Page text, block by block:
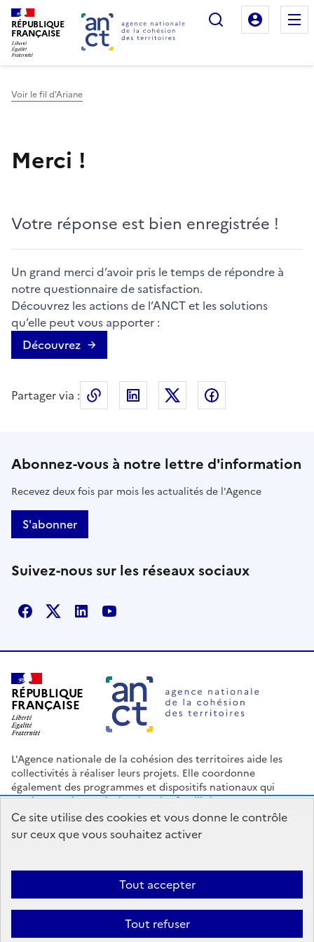
Ce site utilise des cookies et vous donne le contrôle
sur ceux que vous souhaitez activer
Tout accepter
Tout refuser
RÉPUBLIQUE
FRANÇAISE
Rechercher
Mon
Voir le fil d'Ariane
Merci !
Votre réponse est bien enregistrée !
Un grand merci d’avoir pris le temps de répondre à
notre questionnaire de satisfaction.
Découvrez les actions de l’ANCT et les solutions
qu’elle peut vous apporter :
Découvrez
Partager via : Copier le lien de la page dans le
LinkedIn
Abonnez-vous à notre lettre d'information
Recevez deux fois par mois les actualités de l'Agence
S'abonner
Suivez-nous sur les réseaux sociaux
Facebook
X LinkedinYoutube
RÉPUBLIQUE
FRANÇAISE
L'Agence nationale de la cohésion des territoires aide les
collectivités à réaliser leurs projets. Elle coordonne
également des programmes et dispositifs nationaux qui
soutiennent les territoires les plus fragilisés.
Espace Presse Logo ANCT
data.gouv.fr
Accessibilité : Partiellement conforme Mentions légales
Politique